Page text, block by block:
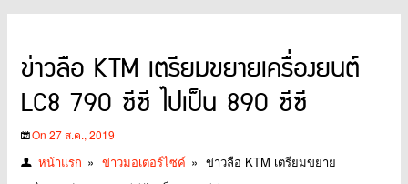
ข่าวลือ KTM เตรียมขยายเครื่องยนต์
LC8 790 ซีซี ไปเป็น 890 ซีซี
On 27 ส.ค., 2019
หน้าแรก » ข่าวมอเตอร์ไซค์ » ข่าวลือ KTM เตรียมขยาย